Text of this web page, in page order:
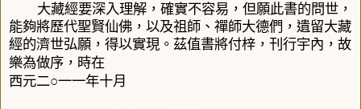
大藏經要深入理解，確實不容易，但願此書的問世，
能夠將歷代聖賢仙佛，以及祖師、禪師大德們，遺留大藏
經的濟世弘願，得以實現。茲值書將付梓，刊行宇內，故
樂為做序，時在
西元二○一一年十月